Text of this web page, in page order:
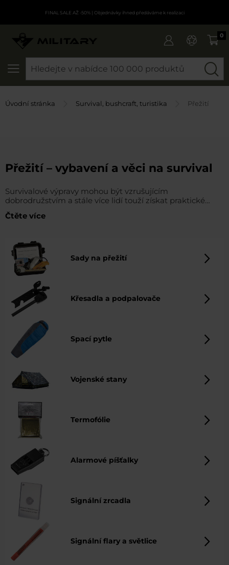
FINAL SALE AŽ -50%| Objednávky ihned předáváme k realizaci
0
Úvodní stránka Survival, bushcraft, turistika Přežití
Přežití – vybavení a věci na survival
Survivalové výpravy mohou být vzrušujícím
dobrodružstvím a stále více lidí touží získat praktické
dovednosti pro přežití v terénu. Může se však také stát, že
budete muset tyto znalosti a vhodné vybavení využít v
hodit na survivalové výpravě a umožní vám přežít v
jakýchkoli podmínkách.
Čtěte více
Sady na přežití
Křesadla a podpalovače
Spací pytle
Vojenské stany
Termofólie
Alarmové píšťalky
Signální zrcadla
Signální flary a světlice